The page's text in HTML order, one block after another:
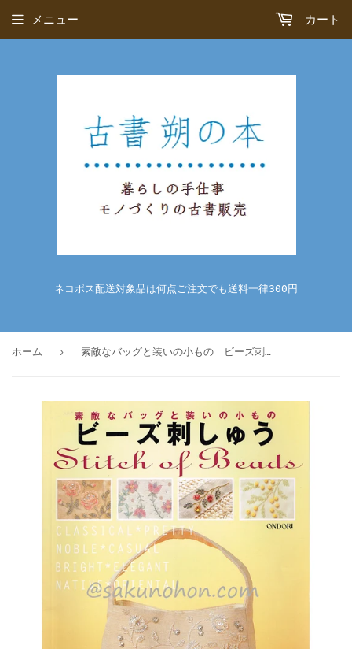
ネコポス配送対象品は何点ご注文でも送料一律300円
メニュー カート
ホーム › 素敵なバッグと装いの小もの ビーズ刺しゅう